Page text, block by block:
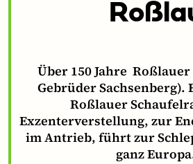
Über 150 Jahre
Gebrüder Sachsenberg).
Roßlauer
Exzenterverstellung, zur
im Antrieb, führt zur
ganz